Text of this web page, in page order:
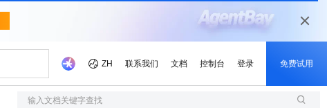
输入文档关键字查找